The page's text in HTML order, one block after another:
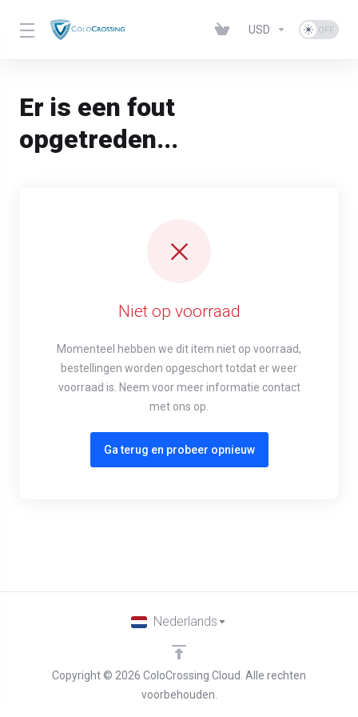
USD
Er is een fout
opgetreden...
Niet op voorraad
Momenteel hebben we dit item niet op voorraad,
bestellingen worden opgeschort totdat er weer
voorraad is. Neem voor meer informatie contact
met ons op.
Ga terug en probeer opnieuw
Copyright © 2026 ColoCrossing Cloud. Alle rechten
voorbehouden.
Nederlands